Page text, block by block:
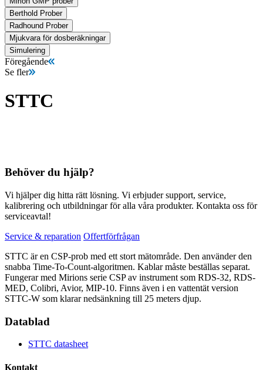
Berthold Prober
Radhound Prober
Mjukvara för dosberäkningar
Simulering
Föregående
Se fler
STTC
Behöver du hjälp?
Vi hjälper dig hitta rätt lösning. Vi erbjuder support, service,
kalibrering och utbildningar för alla våra produkter. Kontakta oss för
serviceavtal!
Service & reparation Offertförfrågan
STTC är en CSP-prob med ett stort mätområde. Den använder den
snabba Time-To-Count-algoritmen. Kablar måste beställas separat.
Fungerar med Mirions serie CSP av instrument som RDS-32, RDS-
MED, Colibri, Avior, MIP-10. Finns även i en vattentät version
STTC-W som klarar nedsänkning till 25 meters djup.
Datablad
STTC datasheet
Kontakt